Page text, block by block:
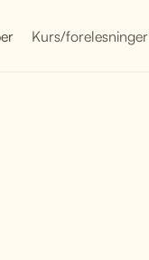
Kurs/forelesninger